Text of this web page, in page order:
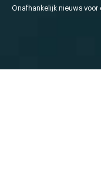
Onafhankelijk nieuws voor